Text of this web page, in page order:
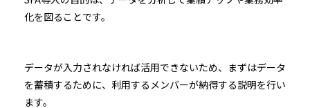
化を図ることです。
データが入力されなければ活用できないため、まずはデータ
を蓄積するために、利用するメンバーが納得する説明を行い
ます。